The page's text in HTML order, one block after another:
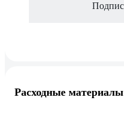
Расходные материалы